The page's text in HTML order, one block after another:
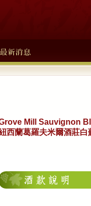
Mill Sauvignon
西蘭葛羅夫米爾酒莊白